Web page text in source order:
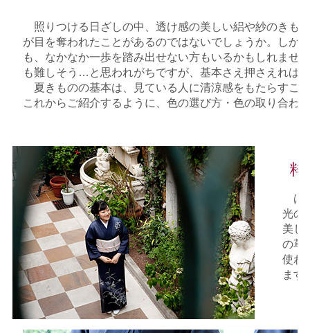
照りつける日ざしの中、透け感の美しい絽や紗のきも
が目を奪われたことがあるのではないでしょうか。しか
も、なかなか一歩を踏み出せない方もいるかもしれませ
も難しそう…と思われがちですが、基本さえ押さえれば
夏きものの基本は、見ている人に清涼感をもたらすこ
これからご紹介するように、色の選び方・色の取り合わ
は
光の
美し
の草
使わ
ます